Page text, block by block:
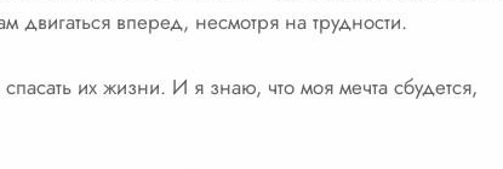
двигаться вперед, несмотря на трудности.
их жизни. И я знаю, что моя мечта сбудется,